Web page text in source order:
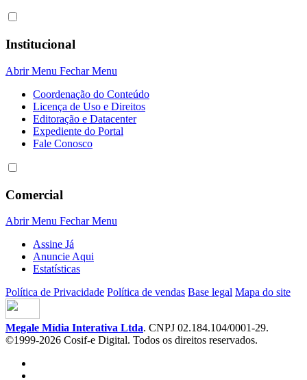
Institucional
Abrir Menu Fechar Menu
Coordenação do Conteúdo
Licença de Uso e Direitos
Editoração e Datacenter
Expediente do Portal
Fale Conosco
Comercial
Abrir Menu Fechar Menu
Assine Já
Anuncie Aqui
Estatísticas
Política de Privacidade Política de vendas Base legal Mapa do site
Megale Mídia Interativa Ltda. CNPJ 02.184.104/0001-29.
©1999-2026 Cosif-e Digital. Todos os direitos reservados.